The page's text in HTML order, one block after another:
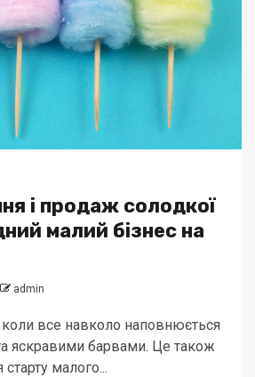
і продаж солодкої
малий бізнес на
admin
все навколо наповнюється
яскравими барвами. Це також
малого...